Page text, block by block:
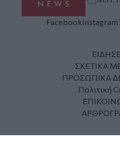
FacebookInstagram
ΣΧΕΤΙΚΑ
ΠΡΟΣΩΠΙΚΑ
Πολιτική